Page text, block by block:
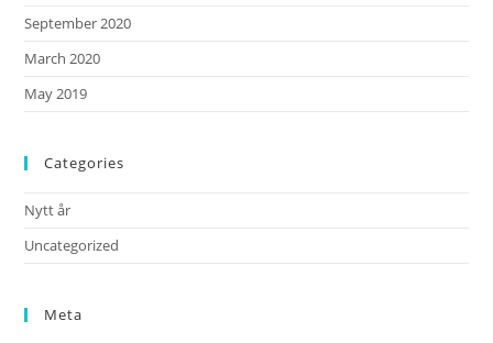
September 2020
March 2020
May 2019
Categories
Nytt år
Uncategorized
Meta